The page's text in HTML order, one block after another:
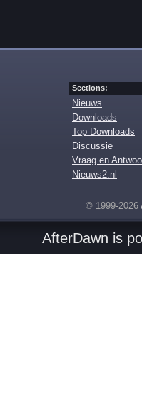
Sections:
Nieuws
Downloads
Top Downloads
Discussie
Vraag en
Nieuws2.nl
© 1999-2026
AfterDawn is